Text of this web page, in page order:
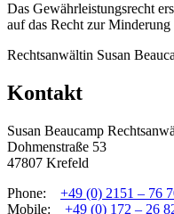
Das Gewährleistungsrecht
auf das Recht zur Minderung
Rechtsanwältin Susan
Kontakt
Susan Beaucamp
Dohmenstraße 53
47807 Krefeld
Phone: +49 (0) 2151 – 76
Mobile: +49 (0) 172 – 26